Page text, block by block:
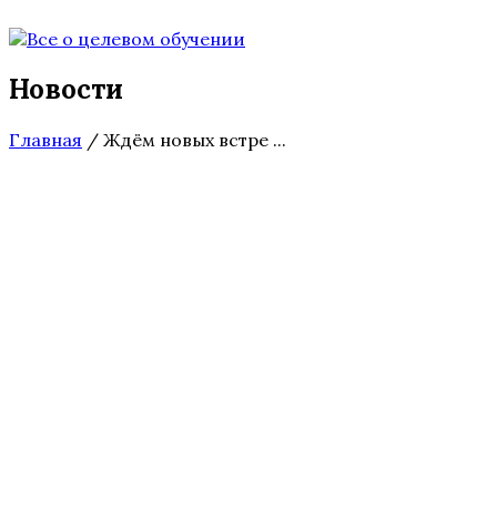
Новости
Главная / Ждём новых встре ...